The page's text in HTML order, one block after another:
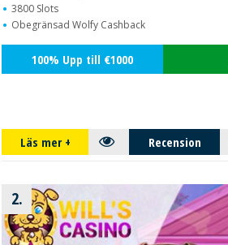
3800 Slots
Obegränsad Wolfy Cashback
100% Upp till €1000
Läs mer+ Recension
2.